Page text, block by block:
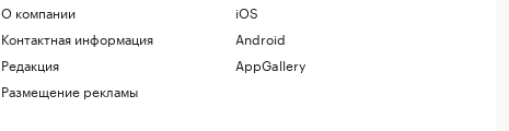
О компании
Контактная информация
Редакция
Размещение рекламы
iOS
Android
AppGallery